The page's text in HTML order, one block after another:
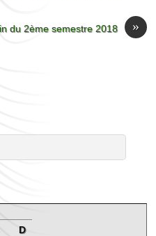
»
du 2ème semestre 2018
D